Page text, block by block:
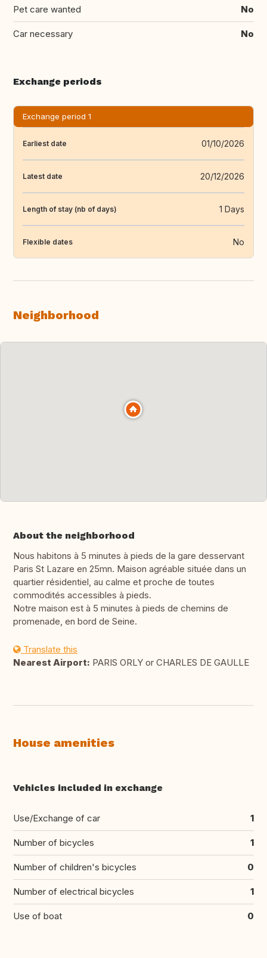
Pet care wanted No
Car necessary No
Exchange periods
Exchange period 1
Earliest date 01/10/2026
Latest date 20/12/2026
Length of stay (nb of days) 1 Days
Flexible dates No
Neighborhood
About the neighborhood
Nous habitons à 5 minutes à pieds de la gare desservant
Paris St Lazare en 25mn. Maison agréable située dans un
quartier résidentiel, au calme et proche de toutes
commodités accessibles à pieds.
Notre maison est à 5 minutes à pieds de chemins de
promenade, en bord de Seine.
Translate this
Nearest Airport: PARIS ORLY or CHARLES DE GAULLE
House amenities
Vehicles included in exchange
Use/Exchange of car 1
Number of bicycles 1
Number of children's bicycles 0
Number of electrical bicycles 1
Use of boat 0